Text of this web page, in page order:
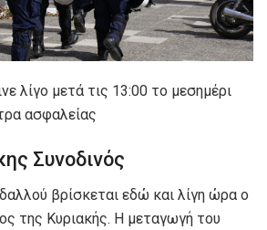
λίγο μετά τις 13:00 το μεσημέρι
ασφαλείας
Συνοδινός
βρίσκεται εδώ και λίγη ώρα ο
της Κυριακής. Η μεταγωγή του